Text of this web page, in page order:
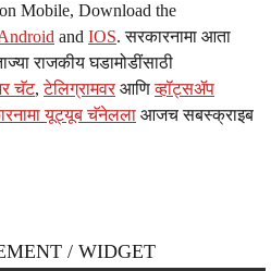
Mobile, Download the
and IOS. सरकारनामा आता
राजकीय घडामोडींसाठी
चॅट,टेलिग्रामवर आणिव्हॉट्सॲप
यूट्यूब चॅनेलला आजच सबस्क्राइब
/ WIDGET